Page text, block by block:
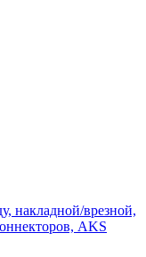
накладной/врезной,
AKS